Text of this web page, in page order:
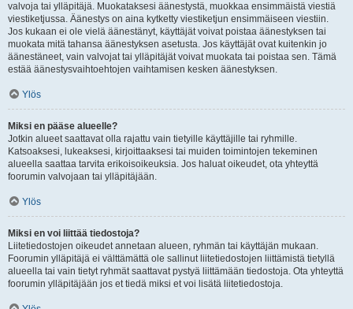
valvoja tai ylläpitäjä. Muokataksesi äänestystä, muokkaa ensimmäistä viestiä
viestiketjussa. Äänestys on aina kytketty viestiketjun ensimmäiseen viestiin.
Jos kukaan ei ole vielä äänestänyt, käyttäjät voivat poistaa äänestyksen tai
muokata mitä tahansa äänestyksen asetusta. Jos käyttäjät ovat kuitenkin jo
äänestäneet, vain valvojat tai ylläpitäjät voivat muokata tai poistaa sen. Tämä
estää äänestysvaihtoehtojen vaihtamisen kesken äänestyksen.
Ylös
Miksi en pääse alueelle?
Jotkin alueet saattavat olla rajattu vain tietyille käyttäjille tai ryhmille.
Katsoaksesi, lukeaksesi, kirjoittaaksesi tai muiden toimintojen tekeminen
alueella saattaa tarvita erikoisoikeuksia. Jos haluat oikeudet, ota yhteyttä
foorumin valvojaan tai ylläpitäjään.
Ylös
Miksi en voi liittää tiedostoja?
Liitetiedostojen oikeudet annetaan alueen, ryhmän tai käyttäjän mukaan.
Foorumin ylläpitäjä ei välttämättä ole sallinut liitetiedostojen liittämistä tietyllä
alueella tai vain tietyt ryhmät saattavat pystyä liittämään tiedostoja. Ota yhteyttä
foorumin ylläpitäjään jos et tiedä miksi et voi lisätä liitetiedostoja.